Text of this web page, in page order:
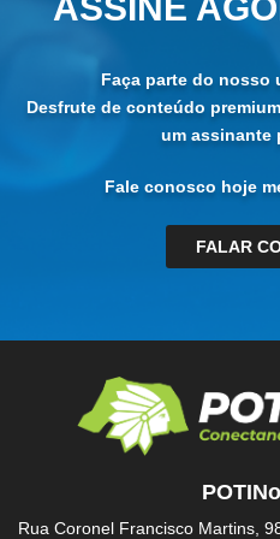
ASSINE
Faça parte do nosso
Desfrute de conteúdo
um assinante
Fale conosco hoje
FALAR
Rua Coronel Francisco Martins,